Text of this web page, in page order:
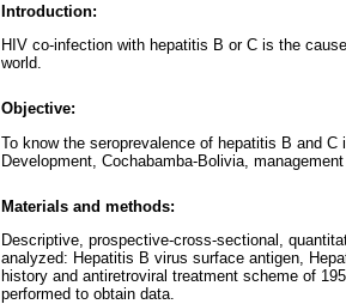
Introduction:
HIV co-infection with hepatitis B or C is the
world.
Objective:
To know the seroprevalence of hepatitis B and
Development, Cochabamba-Bolivia, management
Materials and methods:
Descriptive, prospective-cross-sectional,
analyzed: Hepatitis B virus surface antigen,
history and antiretroviral treatment scheme of
performed to obtain data.